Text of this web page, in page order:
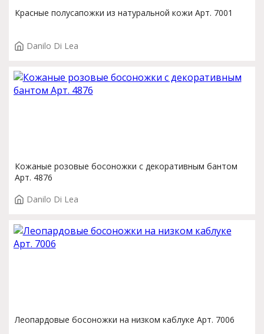
Красные полусапожки из натуральной кожи Арт. 7001
Danilo Di Lea
Кожаные розовые босоножки с декоративным бантом
Арт. 4876
Danilo Di Lea
Леопардовые босоножки на низком каблуке Арт. 7006